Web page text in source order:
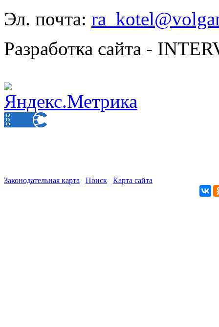
Эл. почта:
Разработка сайта -
Законодательная карта Поиск Карта сайта